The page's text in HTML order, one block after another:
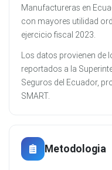
Manufactureras en
con mayores utilidad
ejercicio fiscal 2023.
Los datos provienen de
reportados a la
Seguros del Ecuador,
SMART.
Metodologia